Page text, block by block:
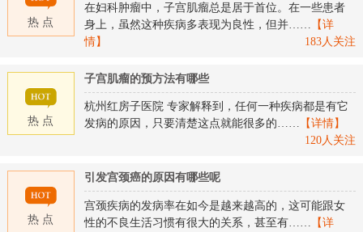
热 点
在妇科肿瘤中，子宫肌瘤总是居于首位。在一些患者
身上，虽然这种疾病多表现为良性，但并…… 【详
情】
183人关注
热 点
子宫肌瘤的预方法有哪些
杭州红房子医院 专家解释到，任何一种疾病都是有它
发病的原因，只要清楚这点就能很多的…… 【详情】
120人关注
热 点
引发宫颈癌的原因有哪些呢
宫颈疾病的发病率在如今是越来越高的，这可能跟女
性的不良生活习惯有很大的关系，甚至有……
【详